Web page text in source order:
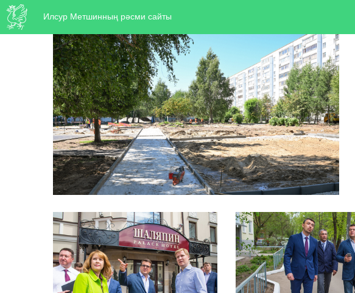
Илсур Метшинның рәсми сайты